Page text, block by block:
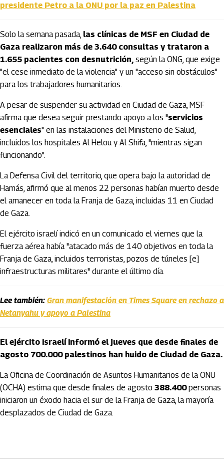
presidente Petro a la ONU por la paz en Palestina
Solo la semana pasada, las clínicas de MSF en Ciudad de
Gaza realizaron más de 3.640 consultas y trataron a
1.655 pacientes con desnutrición, según la ONG, que exige
"el cese inmediato de la violencia" y un "acceso sin obstáculos"
para los trabajadores humanitarios.
A pesar de suspender su actividad en Ciudad de Gaza, MSF
afirma que desea seguir prestando apoyo a los "servicios
esenciales" en las instalaciones del Ministerio de Salud,
incluidos los hospitales Al Helou y Al Shifa, "mientras sigan
funcionando".
La Defensa Civil del territorio, que opera bajo la autoridad de
Hamás, afirmó que al menos 22 personas habían muerto desde
el amanecer en toda la Franja de Gaza, incluidas 11 en Ciudad
de Gaza.
El ejército israelí indicó en un comunicado el viernes que la
fuerza aérea había "atacado más de 140 objetivos en toda la
Franja de Gaza, incluidos terroristas, pozos de túneles [e]
infraestructuras militares" durante el último día.
Lee también: Gran manifestación en Times Square en rechazo a
Netanyahu y apoyo a Palestina
El ejército israelí informó el jueves que desde finales de
agosto 700.000 palestinos han huido de Ciudad de Gaza.
La Oficina de Coordinación de Asuntos Humanitarios de la ONU
(OCHA) estima que desde finales de agosto 388.400personas
iniciaron un éxodo hacia el sur de la Franja de Gaza, la mayoría
desplazados de Ciudad de Gaza.